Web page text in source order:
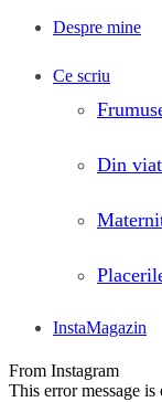
Despre mine
Ce scriu
Din
InstaMagazin
From Instagram
This error message